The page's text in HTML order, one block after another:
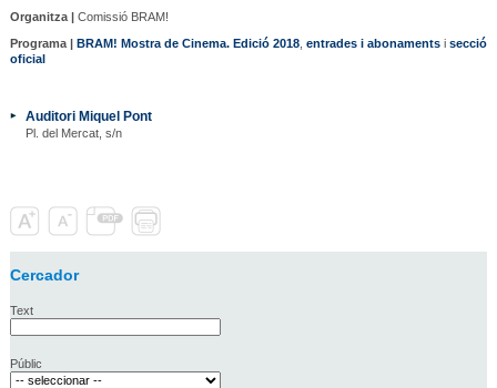
Organitza |Comissió BRAM!
Programa | BRAM! Mostra de Cinema. Edició 2018, entrades i abonamentsi secció
oficial
Auditori Miquel Pont
Pl. del Mercat, s/n
Cercador
Text
Públic